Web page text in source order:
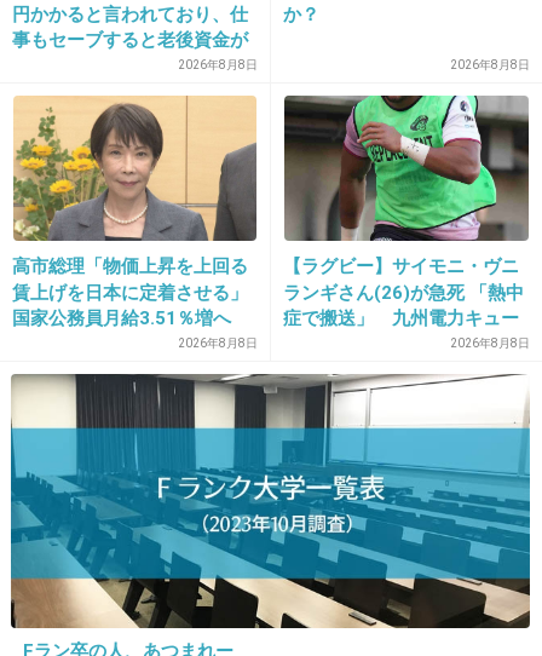
バカタレ
-43
26. 匿名2014/03/06(木) 22:46:10
篠原涼子はママタレなの？
私生活あんまり話さないし女優さんとしての認
識の方が強い
+415 -29
27. 匿名2014/03/06(木) 22:46:15
松田聖子さんはダメ？
私は好き。聖子さん見たら希望がわく。
+22 -84
28. 匿名 2014/03/06(木) 22:46:21
円かかると言われており、仕
事もセーブすると老後資金が
貯められない…一方、子育て
していない人は潤沢な資金で
悠々老後だと歪んでいるので
は？→様々な意見
2026年8月8日
か？
2026年8月8日
高市総理「物価上昇を上回る
賃上げを日本に定着させる」
国家公務員月給3.51％増へ
2026年8月8日
【ラグビー】サイモニ・ヴニ
ランギさん(26)が急死 「熱中
症で搬送」 九州電力キュー
デンヴォルテクスで練習中
2026年8月8日
Fラン卒の人、あつまれー